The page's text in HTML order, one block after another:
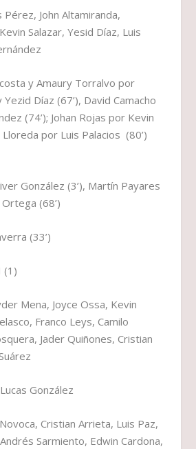
Pérez, John Altamiranda,
Salazar, Yesid Díaz, Luis
y Amaury Torralvo por
Díaz (67’), David Camacho
(74’); Johan Rojas por Kevin
Lloreda por Luis Palacios (80’)
González (3’), Martín Payares
(68’)
(33’)
(1)
Mena, Joyce Ossa, Kevin
Franco Leys, Camilo
Jader Quiñones, Cristian
González
Cristian Arrieta, Luis Paz,
Sarmiento, Edwin Cardona,